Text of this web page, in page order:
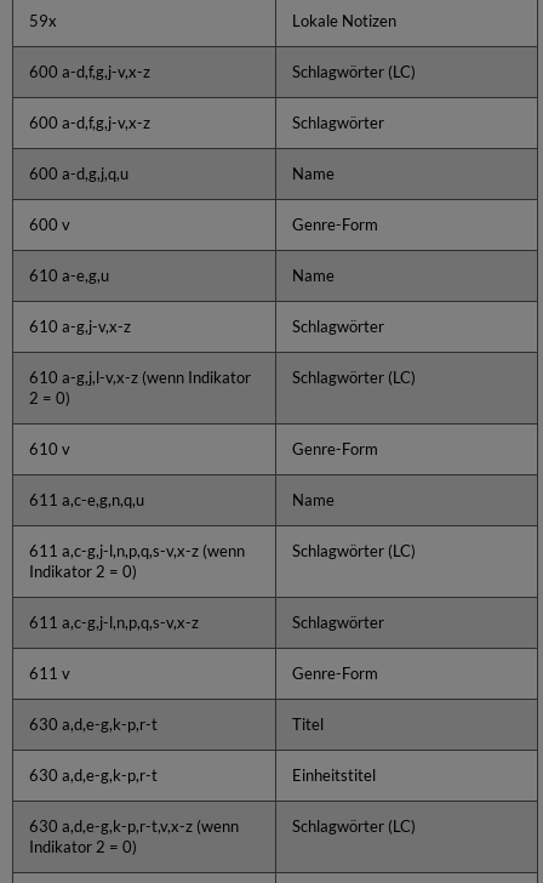
59x Lokale Notizen
600 a-d,f,g,j-v,x-z Schlagwörter (LC)
600 a-d,f,g,j-v,x-z Schlagwörter
600 a-d,g,j,q,u Name
600 v Genre-Form
610 a-e,g,u Name
610 a-g,j-v,x-z Schlagwörter
610 a-g,j,l-v,x-z (wenn Indikator
2 = 0)
Schlagwörter (LC)
610 v Genre-Form
611 a,c-e,g,n,q,u Name
611 a,c-g,j-l,n,p,q,s-v,x-z (wenn
Indikator 2 = 0)
Schlagwörter (LC)
611 a,c-g,j-l,n,p,q,s-v,x-z Schlagwörter
611 v Genre-Form
630 a,d,e-g,k-p,r-t Titel
630 a,d,e-g,k-p,r-t Einheitstitel
630 a,d,e-g,k-p,r-t,v,x-z (wenn
Indikator 2 = 0)
Schlagwörter (LC)